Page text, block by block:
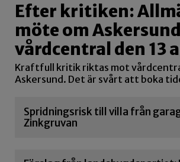
Efter kritiken:
möte om
vårdcentral den 13
Kraftfull kritik riktas mot
Askersund. Det är svårt att boka
Spridningsrisk till villa från
Zinkgruvan